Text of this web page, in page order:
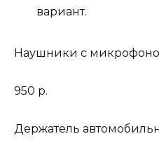
вариант.
Наушники с
950 р.
Держатель